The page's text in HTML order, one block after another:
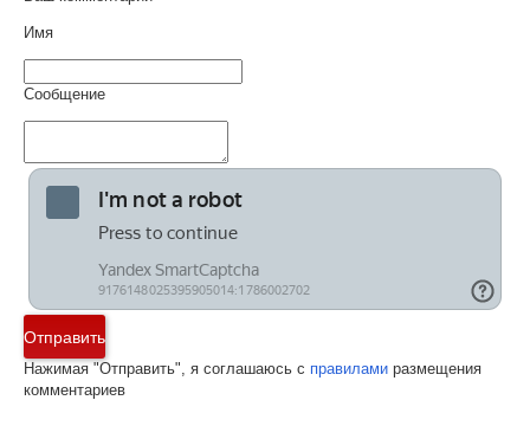
Имя
Сообщение
Отправить
Нажимая "Отправить", я соглашаюсь с правилами размещения
комментариев